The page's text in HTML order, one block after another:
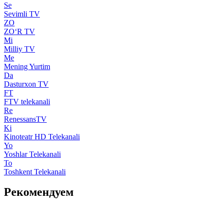
Se
Sevimli TV
ZO
ZO‘R TV
Mi
Milliy TV
Me
Mening Yurtim
Da
Dasturxon TV
FT
FTV telekanali
Re
RenessansTV
Ki
Kinoteatr HD Telekanali
Yo
Yoshlar Telekanali
To
Toshkent Telekanali
Рекомендуем